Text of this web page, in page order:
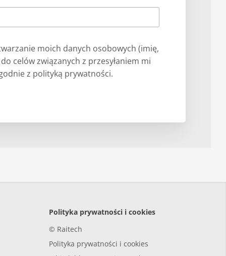
moich danych osobowych (imię,
celów związanych z przesyłaniem mi
z polityką prywatności.
Polityka prywatności i cookies
© Raitech
Polityka prywatności i cookies